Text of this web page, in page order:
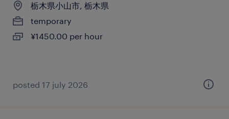
栃木県小山市, 栃木県
temporary
¥1450.00 per hour
posted 17 july 2026